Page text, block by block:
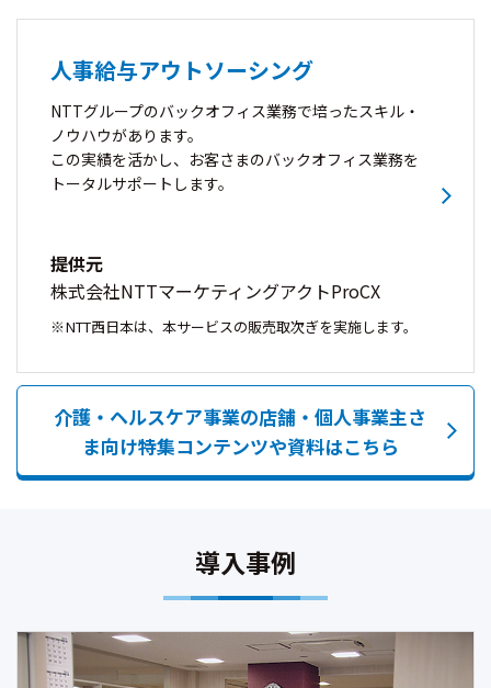
人事給与アウトソーシング
NTTグループのバックオフィス業務で培ったスキル・
ノウハウがあります。
この実績を活かし、お客さまのバックオフィス業務を
トータルサポートします。
提供元
株式会社NTTマーケティングアクトProCX
NTT西日本は、本サービスの販売取次ぎを実施します。
介護・ヘルスケア事業の店舗・個人事業主さ
ま向け特集コンテンツや資料はこちら
導入事例